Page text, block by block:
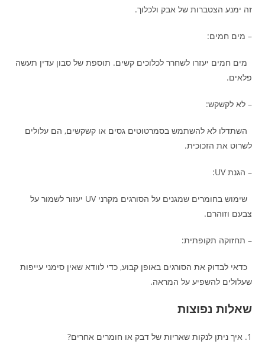
זה ימנע הצטברות של אבק ולכלוך.
– מים חמים:
מים חמים יעזרו לשחרר לכלוכים קשים. תוספת של סבון עדין תעשה
פלאים.
– לא לקשקש:
השתדלו לא להשתמש בסמרטוטים גסים או קשקשים, הם עלולים
לשרוט את הזכוכית.
– הגנת UV:
שימוש בחומרים שמגנים על הסורגים מקרני UV יעזור לשמור על
צבעם וזוהרם.
– תחזוקה תקופתית:
כדאי לבדוק את הסורגים באופן קבוע, כדי לוודא שאין סימני עייפות
שעלולים להשפיע על המראה.
שאלות נפוצות
1. איך ניתן לנקות שאריות של דבק או חומרים אחרים?